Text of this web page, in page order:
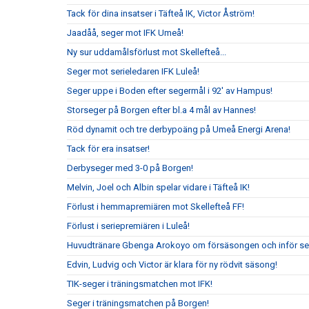
Tack för dina insatser i Täfteå IK, Victor Åström!
Jaadåå, seger mot IFK Umeå!
Ny sur uddamålsförlust mot Skellefteå...
Seger mot serieledaren IFK Luleå!
Seger uppe i Boden efter segermål i 92' av Hampus!
Storseger på Borgen efter bl.a 4 mål av Hannes!
Röd dynamit och tre derbypoäng på Umeå Energi Arena!
Tack för era insatser!
Derbyseger med 3-0 på Borgen!
Melvin, Joel och Albin spelar vidare i Täfteå IK!
Förlust i hemmapremiären mot Skellefteå FF!
Förlust i seriepremiären i Luleå!
Huvudtränare Gbenga Arokoyo om försäsongen och inför
Edvin, Ludvig och Victor är klara för ny rödvit säsong!
TIK-seger i träningsmatchen mot IFK!
Seger i träningsmatchen på Borgen!